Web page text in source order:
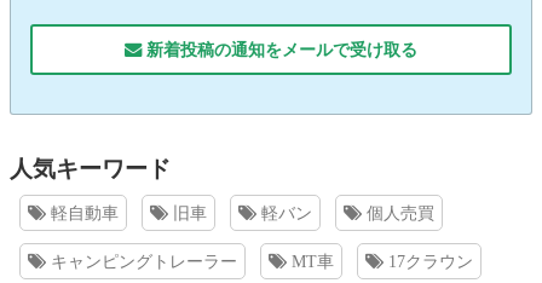
新着投稿の通知をメールで受け取る
人気キーワード
軽自動車 旧車 軽バン 個人売買
キャンピングトレーラー MT車 17クラウン